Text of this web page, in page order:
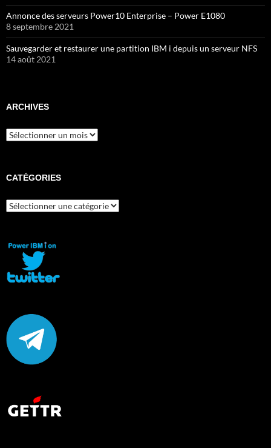
Annonce des serveurs Power10 Enterprise – Power E1080
8 septembre 2021
Sauvegarder et restaurer une partition IBM i depuis un serveur NFS
14 août 2021
ARCHIVES
Archives
CATÉGORIES
Catégories